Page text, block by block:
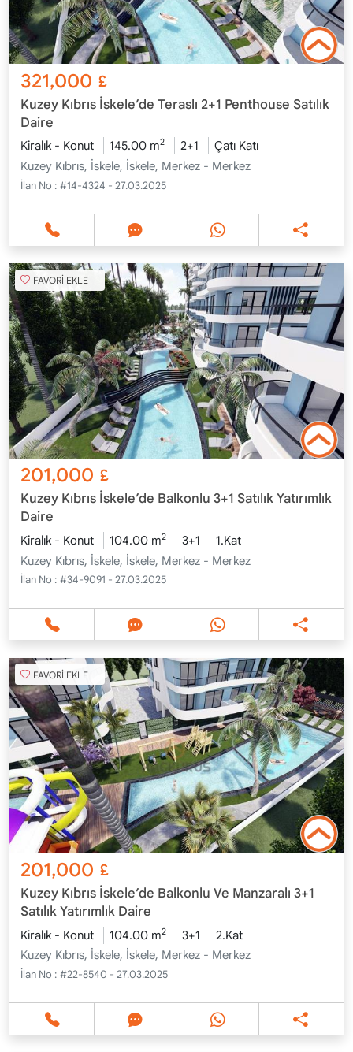
321,000 £
Kuzey Kıbrıs İskele’de Teraslı 2+1 Penthouse Satılık
Daire
Kiralık - Konut 145.00 m2 2+1
Çatı Katı
Kuzey Kıbrıs, İskele, İskele, Merkez - Merkez
İlan No : #14-4324 - 27.03.2025
FAVORİ EKLE
201,000 £
Kuzey Kıbrıs İskele’de Balkonlu 3+1 Satılık Yatırımlık
Daire
Kiralık - Konut 104.00 m2 3+1
1.Kat
Kuzey Kıbrıs, İskele, İskele, Merkez - Merkez
İlan No : #34-9091 - 27.03.2025
FAVORİ EKLE
201,000 £
Kuzey Kıbrıs İskele’de Balkonlu Ve Manzaralı 3+1
Satılık Yatırımlık Daire
Kiralık - Konut 104.00 m2 3+1
2.Kat
Kuzey Kıbrıs, İskele, İskele, Merkez - Merkez
İlan No : #22-8540 - 27.03.2025